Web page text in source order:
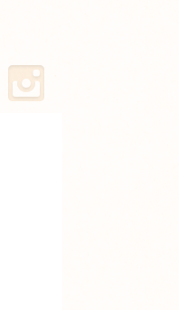
profil Hellocoton